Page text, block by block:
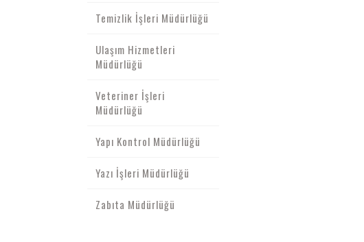
Temizlik İşleri Müdürlüğü
Ulaşım Hizmetleri
Müdürlüğü
Veteriner İşleri
Müdürlüğü
Yapı Kontrol Müdürlüğü
Yazı İşleri Müdürlüğü
Zabıta Müdürlüğü